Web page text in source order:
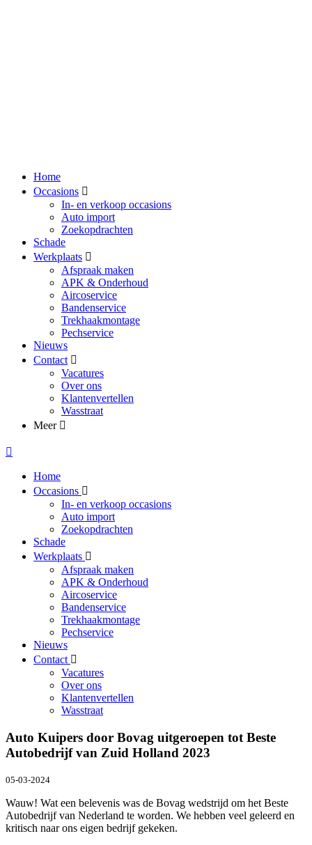
Home
Occasions
In- en verkoop occasions
Auto import
Zoekopdrachten
Schade
Werkplaats
Afspraak maken
APK & Onderhoud
Aircoservice
Bandenservice
Trekhaakmontage
Pechservice
Nieuws
Contact
Vacatures
Over ons
Klantenvertellen
Wasstraat
Meer
Home
Occasions
In- en verkoop occasions
Auto import
Zoekopdrachten
Schade
Werkplaats
Afspraak maken
APK & Onderhoud
Aircoservice
Bandenservice
Trekhaakmontage
Pechservice
Nieuws
Contact
Vacatures
Over ons
Klantenvertellen
Wasstraat
Auto Kuipers door Bovag uitgeroepen tot Beste
Autobedrijf van Zuid Holland 2023
05-03-2024
Wauw! Wat een belevenis was de Bovag wedstrijd om het Beste
Autobedrijf van Nederland te worden. We hebben veel geleerd en
kritisch naar ons eigen bedrijf gekeken.